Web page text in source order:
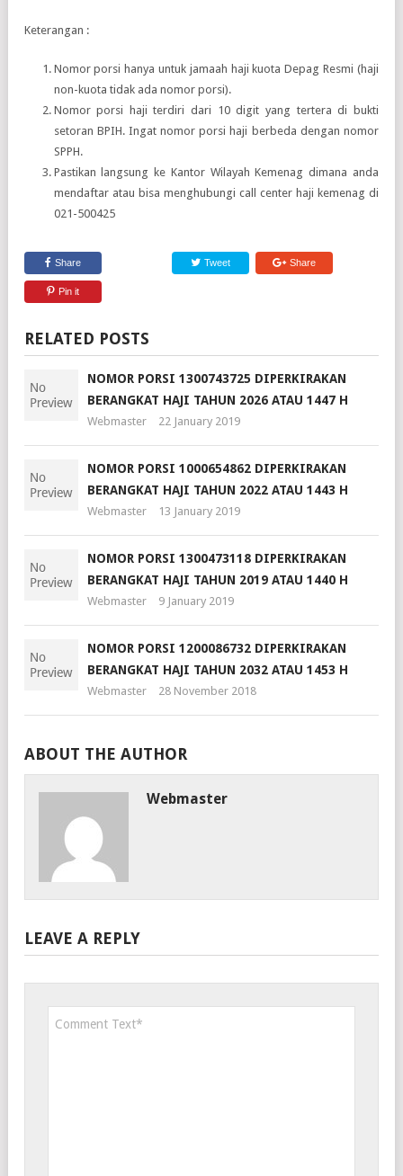
Keterangan :
Nomor porsi hanya untuk jamaah haji kuota Depag Resmi (haji
non-kuota tidak ada nomor porsi).
Nomor porsi haji terdiri dari 10 digit yang tertera di bukti
setoran BPIH. Ingat nomor porsi haji berbeda dengan nomor
SPPH.
Pastikan langsung ke Kantor Wilayah Kemenag dimana anda
mendaftar atau bisa menghubungi call center haji kemenag di
021-500425
Share Tweet Share
Pin it
RELATED POSTS
NOMOR PORSI 1300743725 DIPERKIRAKAN
BERANGKAT HAJI TAHUN 2026 ATAU 1447 H
Webmaster 22 January 2019
NOMOR PORSI 1000654862 DIPERKIRAKAN
BERANGKAT HAJI TAHUN 2022 ATAU 1443 H
Webmaster 13 January 2019
NOMOR PORSI 1300473118 DIPERKIRAKAN
BERANGKAT HAJI TAHUN 2019 ATAU 1440 H
Webmaster 9 January 2019
NOMOR PORSI 1200086732 DIPERKIRAKAN
BERANGKAT HAJI TAHUN 2032 ATAU 1453 H
Webmaster 28 November 2018
ABOUT THE AUTHOR
Webmaster
LEAVE A REPLY